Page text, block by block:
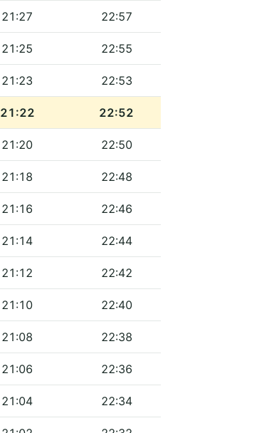
21:27 22:57
21:25 22:55
21:23 22:53
21:22 22:52
21:20 22:50
21:18 22:48
21:16 22:46
21:14 22:44
21:12 22:42
21:10 22:40
21:08 22:38
21:06 22:36
21:04 22:34